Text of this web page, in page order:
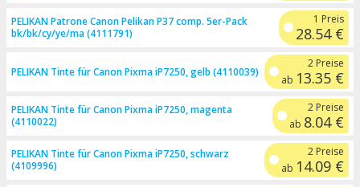
PELIKAN Patrone Canon Pelikan P37 comp. 5er-Pack
bk/bk/cy/ye/ma (4111791)
1 Preis
28.54 €
PELIKAN Tinte für Canon Pixma iP7250, gelb (4110039)
2 Preise
ab 13.35 €
PELIKAN Tinte für Canon Pixma iP7250, magenta
(4110022)
2 Preise
ab 8.04 €
PELIKAN Tinte für Canon Pixma iP7250, schwarz
(4109996)
2 Preise
ab 14.09 €